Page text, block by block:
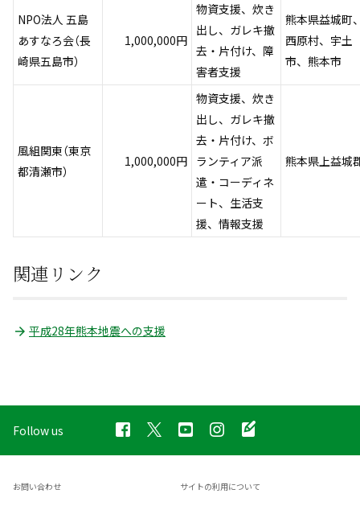
NPO法人 五島
あすなろ会（長
崎県五島市）
1,000,000円
物資支援、炊き
出し、ガレキ撤
去・片付け、障
害者支援
熊本県益城町
西原村、宇土
市、熊本市
風組関東（東京
都清瀬市）
1,000,000円
物資支援、炊き
出し、ガレキ撤
去・片付け、ボ
ランティア派
遣・コーディネ
ート、生活支
援、情報支援
熊本県上益城
関連リンク
平成28年熊本地震への支援
Follow us
お問い合わせ サイトの利用について